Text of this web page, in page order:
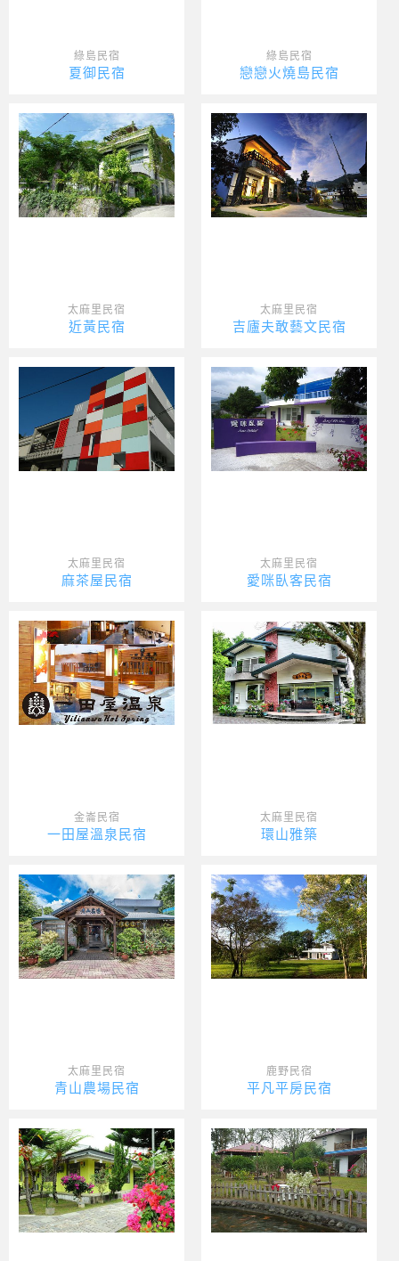
綠島民宿
夏御民宿
綠島民宿
戀戀火燒島民宿
太麻里民宿
近黃民宿
太麻里民宿
吉廬夫敢藝文民宿
太麻里民宿
麻茶屋民宿
太麻里民宿
愛咪臥客民宿
金崙民宿
一田屋溫泉民宿
太麻里民宿
環山雅築
太麻里民宿
青山農場民宿
鹿野民宿
平凡平房民宿